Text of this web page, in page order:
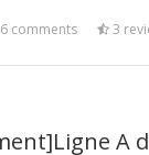
6 comments 3
A